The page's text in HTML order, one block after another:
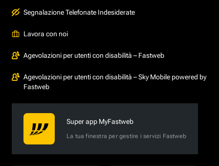
Segnalazione Telefonate Indesiderate
Lavora con noi
Agevolazioni per utenti con disabilità – Fastweb
Agevolazioni per utenti con disabilità – Sky Mobile powered by
Fastweb
Super app MyFastweb
La tua finestra per gestire i servizi Fastweb